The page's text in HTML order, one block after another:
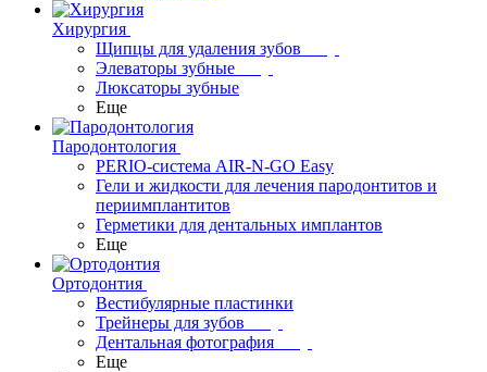
Хирургия
Щипцы для удаления зубов
Элеваторы зубные
Люксаторы зубные
Еще
Пародонтология
PERIO-система AIR-N-GO Easy
Гели и жидкости для лечения пародонтитов и
периимплантитов
Герметики для дентальных имплантов
Еще
Ортодонтия
Вестибулярные пластинки
Трейнеры для зубов
Дентальная фотография
Еще